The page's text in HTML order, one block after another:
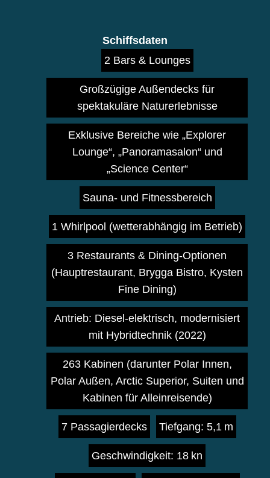
Schiffsdaten
2 Bars & Lounges
Großzügige Außendecks für
spektakuläre Naturerlebnisse
Exklusive Bereiche wie „Explorer
Lounge“, „Panoramasalon“ und
„Science Center“
Sauna- und Fitnessbereich
1 Whirlpool (wetterabhängig im Betrieb)
3 Restaurants & Dining-Optionen
(Hauptrestaurant, Brygga Bistro, Kysten
Fine Dining)
Antrieb: Diesel-elektrisch, modernisiert
mit Hybridtechnik (2022)
263 Kabinen (darunter Polar Innen,
Polar Außen, Arctic Superior, Suiten und
Kabinen für Alleinreisende)
7 Passagierdecks Tiefgang: 5,1 m
Geschwindigkeit: 18 kn